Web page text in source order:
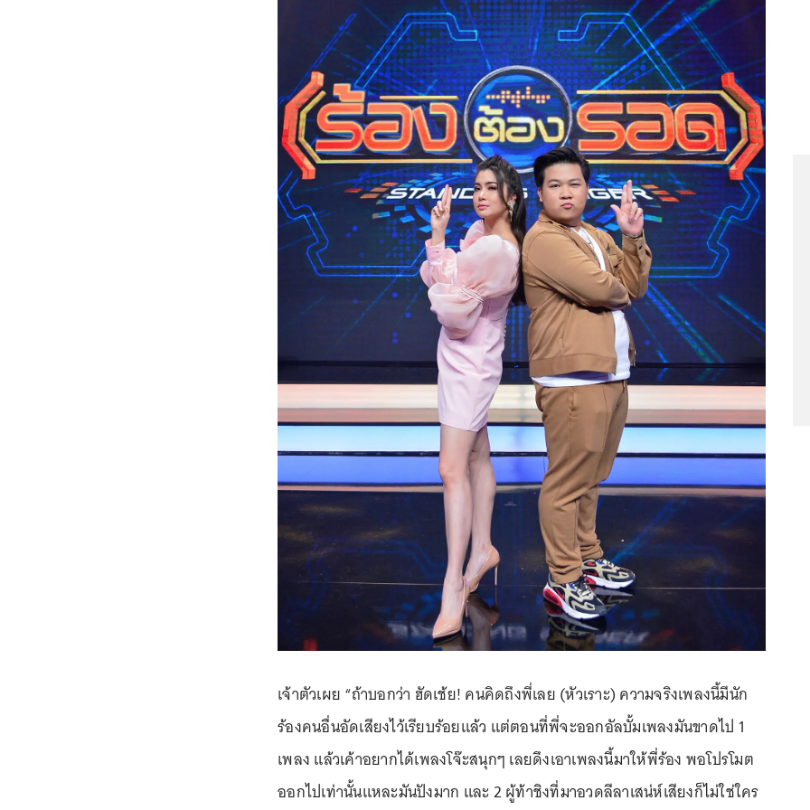
เจ้าตัวเผย “ถ้าบอกว่า ฮัดเช้ย! คนคิดถึงพี่เลย (หัวเราะ) ความจริงเพลงนี้มีนัก
ร้องคนอื่นอัดเสียงไว้เรียบร้อยแล้ว แต่ตอนที่พี่จะออกอัลบั้มเพลงมันขาดไป 1
เพลง แล้วเค้าอยากได้เพลงโจ๊ะสนุกๆ เลยดึงเอาเพลงนี้มาให้พี่ร้อง พอโปรโมต
ออกไปเท่านั้นแหละมันปังมาก และ 2 ผู้ท้าชิงที่มาอวดลีลาเสน่ห์เสียงก็ไม่ใช่ใคร